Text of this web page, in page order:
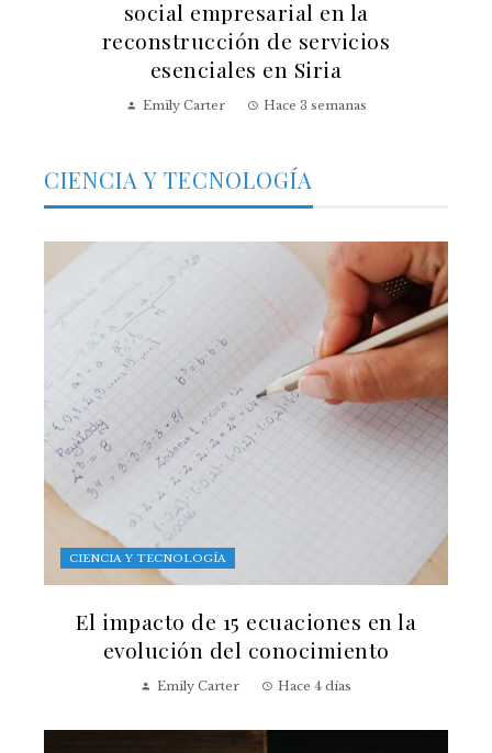
social empresarial en la
reconstrucción de servicios
esenciales en Siria
Emily Carter Hace 3 semanas
CIENCIA Y TECNOLOGÍA
CIENCIA Y TECNOLOGÍA
El impacto de 15 ecuaciones en la
evolución del conocimiento
Emily Carter Hace 4 días